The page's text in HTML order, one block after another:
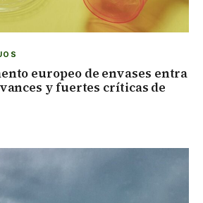
europeo de envases entra
y fuertes críticas de